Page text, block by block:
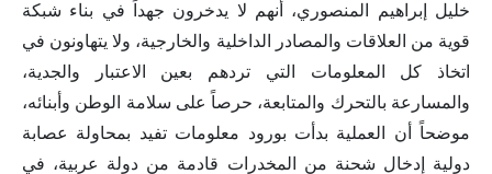
خليل إبراهيم المنصوري، أنهم لا يدخرون جهداً في بناء شبكة
قوية من العلاقات والمصادر الداخلية والخارجية، ولا يتهاونون في
اتخاذ كل المعلومات التي تردهم بعين الاعتبار والجدية،
والمسارعة بالتحرك والمتابعة، حرصاً على سلامة الوطن وأبنائه،
موضحاً أن العملية بدأت بورود معلومات تفيد بمحاولة عصابة
دولية إدخال شحنة من المخدرات قادمة من دولة عربية، في